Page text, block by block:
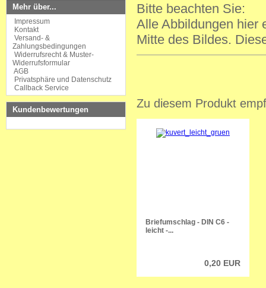
Bitte beachten Sie:
Alle Abbildungen hier
Mitte des Bildes.
Zu diesem Produkt
Briefumschlag - DIN C6 -
leicht -...
0,20 EUR
Mehr über...
Impressum
Kontakt
Versand- &
Zahlungsbedingungen
Widerrufsrecht & Muster-
Widerrufsformular
AGB
Privatsphäre und Datenschutz
Callback Service
Kundenbewertungen